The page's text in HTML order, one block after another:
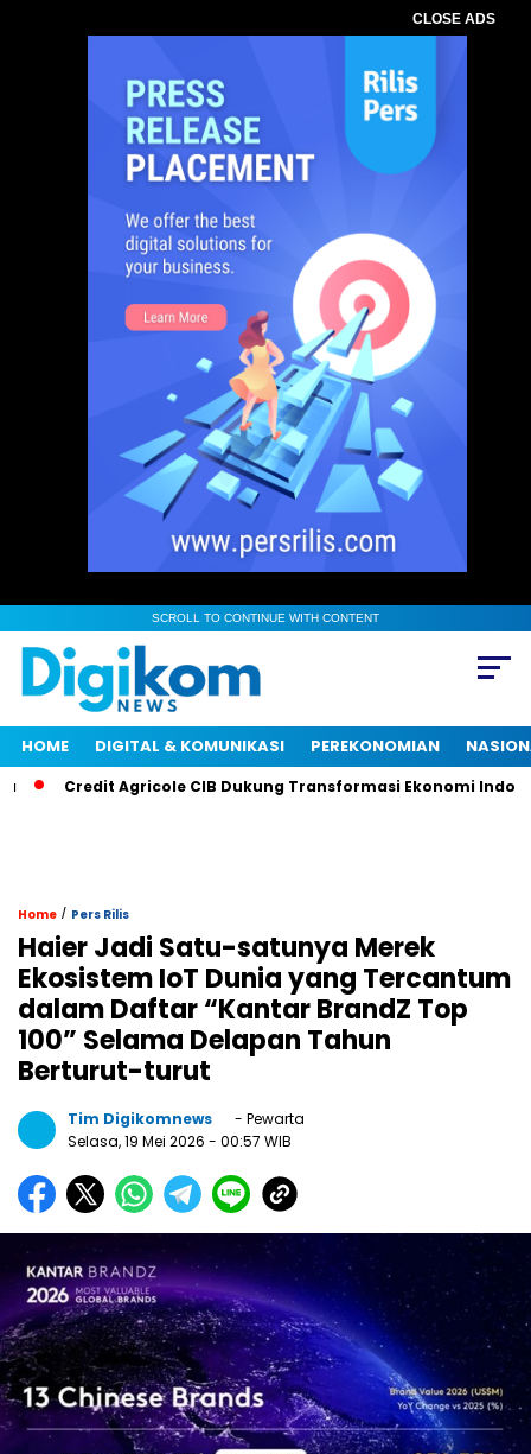
CLOSE ADS
SCROLL TO CONTINUE WITH CONTENT
HOME DIGITAL & KOMUNIKASI PEREKONOMIAN
Credit Agricole CIB Dukung Transformasi Ekonomi Indonesia
Home / Pers Rilis
Haier Jadi Satu-satunya Merek
Ekosistem IoT Dunia yang Tercantum
dalam Daftar “Kantar BrandZ Top
100” Selama Delapan Tahun
Berturut-turut
Tim Digikomnews
- Pewarta
Selasa, 19 Mei 2026 - 00:57 WIB